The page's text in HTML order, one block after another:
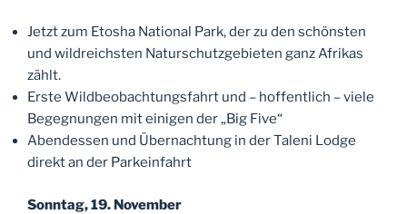
Jetzt zum Etosha National Park, der zu den schönsten
und wildreichsten Naturschutzgebieten ganz Afrikas
zählt.
Erste Wildbeobachtungsfahrt und – hoffentlich – viele
Begegnungen mit einigen der „Big Five“
Abendessen und Übernachtung in der Taleni Lodge
direkt an der Parkeinfahrt
Sonntag, 19. November